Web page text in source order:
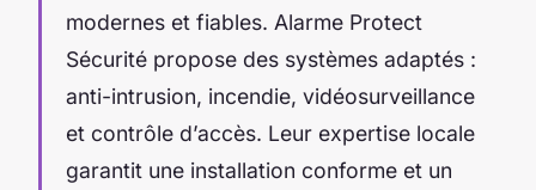
modernes et fiables. Alarme Protect
Sécurité propose des systèmes adaptés :
anti-intrusion, incendie, vidéosurveillance
et contrôle d’accès. Leur expertise locale
garantit une installation conforme et un